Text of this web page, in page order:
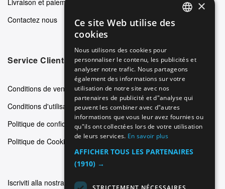
Contactez nous
Service Clients
Conditions de vente
Conditions d'utilisation
Politique de confidentialité
Politique de Cookie
Iscriviti alla nostra newsletter
ITALIAN
SPANISH
FRENCH
×
Ce site Web utilise des
cookies
Nous utilisons des cookies pour
personnaliser le contenu, les publicités et
analyser notre trafic. Nous partageons
également des informations sur votre
utilisation de notre site avec nos
partenaires de publicité et d"analyse qui
peuvent les combiner avec d"autres
informations que vous leur avez fournies ou
qu"ils ont collectées lors de votre utilisation
de leurs services. En savoir plus
AFFICHER TOUS LES PARTENAIRES
(1910) →